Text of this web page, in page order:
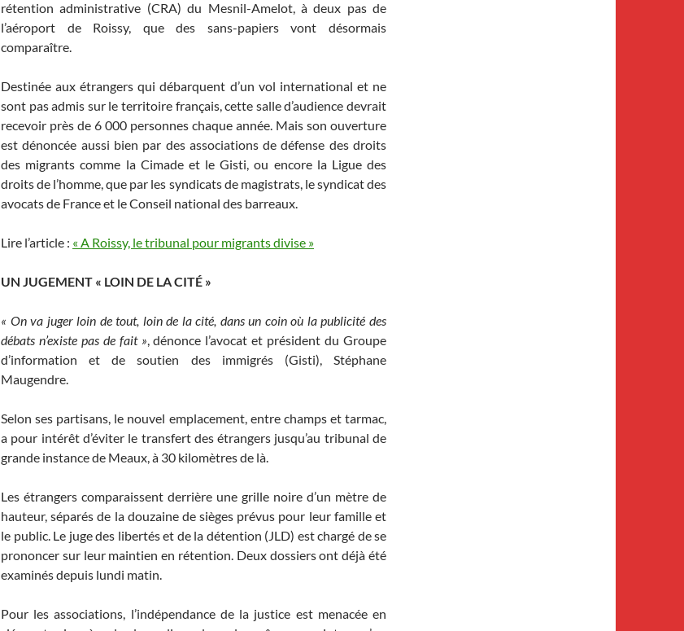
rétention administrative (CRA) du Mesnil-Amelot, à deux pas de
l’aéroport de Roissy, que des sans-papiers vont désormais
comparaître.
Destinée aux étrangers qui débarquent d’un vol international et ne
sont pas admis sur le territoire français, cette salle d’audience devrait
recevoir près de 6 000 personnes chaque année. Mais son ouverture
est dénoncée aussi bien par des associations de défense des droits
des migrants comme la Cimade et le Gisti, ou encore la Ligue des
droits de l’homme, que par les syndicats de magistrats, le syndicat des
avocats de France et le Conseil national des barreaux.
Lire l’article : « A Roissy, le tribunal pour migrants divise »
UN JUGEMENT « LOIN DE LA CITÉ »
« On va juger loin de tout, loin de la cité, dans un coin où la publicité des
débats n’existe pas de fait », dénonce l’avocat et président du Groupe
d’information et de soutien des immigrés (Gisti), Stéphane
Maugendre.
Selon ses partisans, le nouvel emplacement, entre champs et tarmac,
a pour intérêt d’éviter le transfert des étrangers jusqu’au tribunal de
grande instance de Meaux, à 30 kilomètres de là.
Les étrangers comparaissent derrière une grille noire d’un mètre de
hauteur, séparés de la douzaine de sièges prévus pour leur famille et
le public. Le juge des libertés et de la détention (JLD) est chargé de se
prononcer sur leur maintien en rétention. Deux dossiers ont déjà été
examinés depuis lundi matin.
Pour les associations, l’indépendance de la justice est menacée en